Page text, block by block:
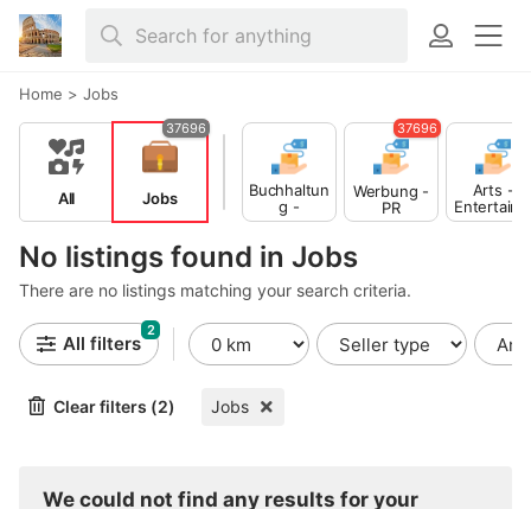
Home > Jobs
No listings found in Jobs
There are no listings matching your search criteria.
All Jobs
37696
Buchhaltun
g -
Finance
Werbung -
PR
37696
Arts -
Entertainm
ent -
All filters
2
Clear filters (2) Jobs
We could not find any results for your